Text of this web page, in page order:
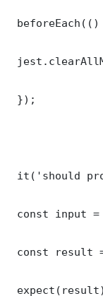
});
it('should
const input
const result